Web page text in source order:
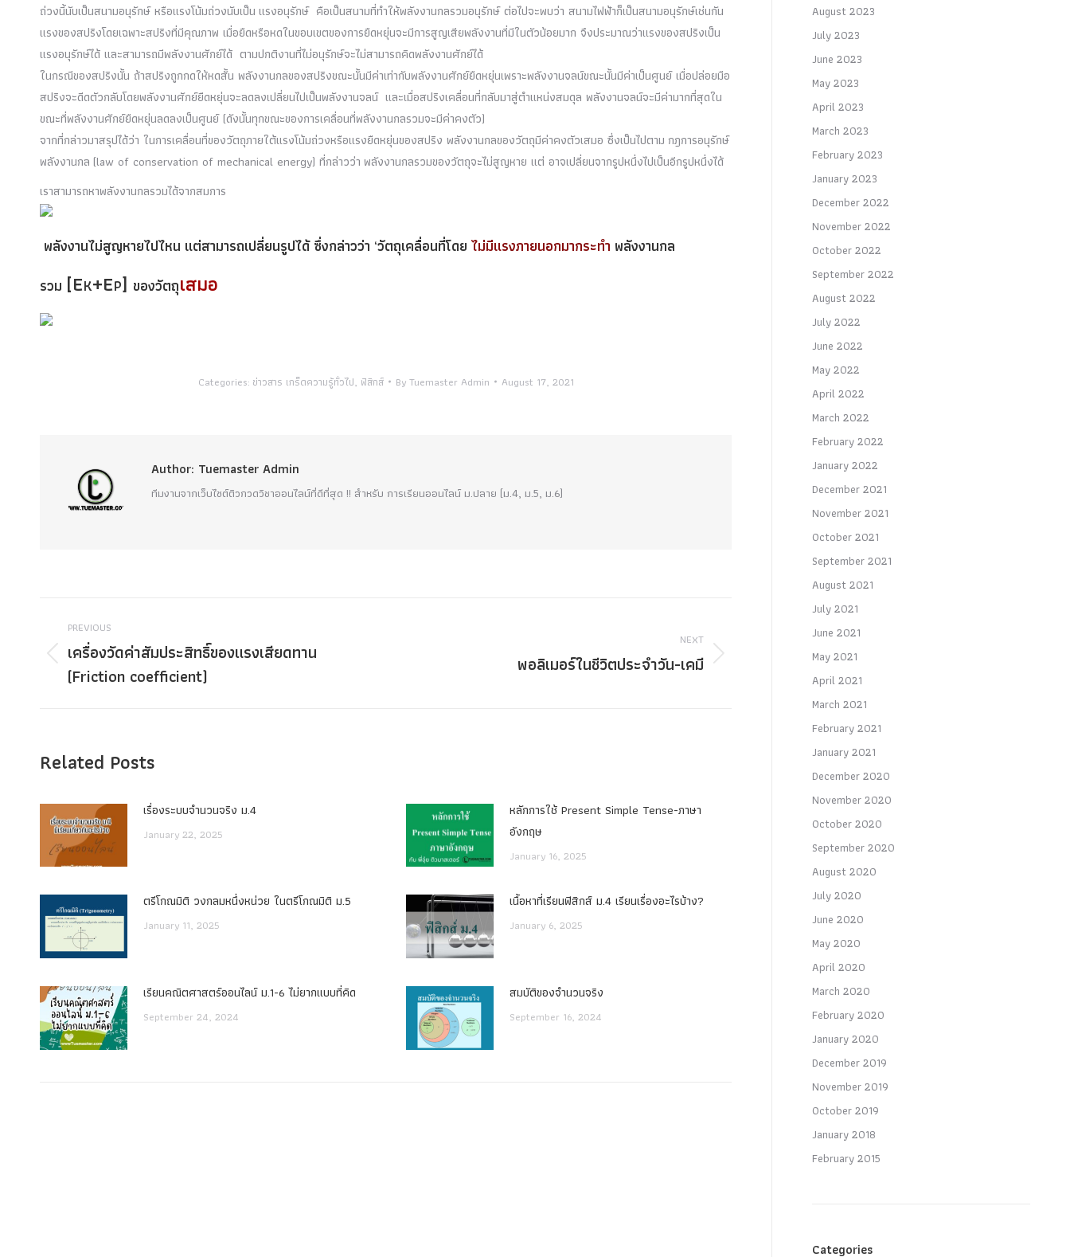
ถ่วงนี้นับเป็นสนามอนุรักษ์ หรือแรงโน้มถ่วงนับเป็น แรงอนุรักษ์ คือเป็นสนามที่ทำให้พลังงานกลรวมอนุรักษ์ ต่อไปจะพบว่า สนามไฟฟ้าก็เป็นสนามอนุรักษ์เช่นกัน
แรงของสปริงโดยเฉพาะสปริงที่มีคุณภาพ เมื่อยืดหรือหดในขอบเขตของการยืดหยุ่นจะมีการสูญเสียพลังงานที่มีในตัวน้อยมาก จึงประมาณว่าแรงของสปริงเป็น
แรงอนุรักษ์ได้ และสามารถมีพลังงานศักย์ได้ ตามปกติงานที่ไม่อนุรักษ์จะไม่สามารถคิดพลังงานศักย์ได้
ในกรณีของสปริงนั้น ถ้าสปริงถูกกดให้หดสั้น พลังงานกลของสปริงขณะนั้นมีค่าเท่ากับพลังงานศักย์ยืดหยุ่นเพราะพลังงานจลน์ขณะนั้นมีค่าเป็นศูนย์ เมื่อปล่อยมือ
สปริงจะดีดตัวกลับโดยพลังงานศักย์ยืดหยุ่นจะลดลงเปลี่ยนไปเป็นพลังงานจลน์ และเมื่อสปริงเคลื่อนที่กลับมาสู่ตำแหน่งสมดุล พลังงานจลน์จะมีค่ามากที่สุดใน
ขณะที่พลังงานศักย์ยืดหยุ่นลดลงเป็นศูนย์ (ดังนั้นทุกขณะของการเคลื่อนที่พลังงานกลรวมจะมีค่าคงตัว)
จากที่กล่าวมาสรุปได้ว่า ในการเคลื่อนที่ของวัตถุภายใต้แรงโน้มถ่วงหรือแรงยืดหยุ่นของสปริง พลังงานกลของวัตถุมีค่าคงตัวเสมอ ซึ่งเป็นไปตาม กฎการอนุรักษ์
พลังงานกล (law of conservation of mechanical energy) ที่กล่าวว่า พลังงานกลรวมของวัตถุจะไม่สูญหาย แต่ อาจเปลี่ยนจากรูปหนึ่งไปเป็นอีกรูปหนึ่งได้
เราสามารถหาพลังงานกลรวมได้จากสมการ
พลังงานไม่สูญหายไปไหน แต่สามารถเปลี่ยนรูปได้ ซึ่งกล่าวว่า ‘วัตถุเคลื่อนที่โดยไม่มีแรงภายนอกมากระทำ พลังงานกล
รวม [EK+EP] ของวัตถุเสมอ
Categories: ข่าวสาร เกร็ดความรู้ทั่วไป, ฟิสิกส์ ByTuemaster Admin August 17, 2021
Author: Tuemaster Admin
ทีมงานจากเว็บไซต์ติวกวดวิชาออนไลน์ที่ดีที่สุด !! สำหรับ การเรียนออนไลน์ ม.ปลาย (ม.4, ม.5, ม.6)
Post
navigation
PREVIOUS
Previous
post:
เครื่องวัดค่าสัมประสิทธิ์ของแรงเสียดทาน
(Friction coefficient)
NEXT
พอลิเมอร์ในชีวิตประจำวัน-เคมี
Related Posts
เรื่องระบบจํานวนจริง ม.4
January 22, 2025
หลักการใช้ Present Simple Tense-ภาษา
อังกฤษ
January 16, 2025
ตรีโกณมิติ วงกลมหนึ่งหน่วย ในตรีโกณมิติ ม.5
January 11, 2025
เนื้อหาที่เรียนฟิสิกส์ ม.4 เรียนเรื่องอะไรบ้าง?
January 6, 2025
เรียนคณิตศาสตร์ออนไลน์ ม.1-6 ไม่ยากแบบที่คิด
September 24, 2024
สมบัติของจำนวนจริง
September 16, 2024
August 2023
July 2023
June 2023
May 2023
April 2023
March 2023
February 2023
January 2023
December 2022
November 2022
October 2022
September 2022
August 2022
July 2022
June 2022
May 2022
April 2022
March 2022
February 2022
January 2022
December 2021
November 2021
October 2021
September 2021
August 2021
July 2021
June 2021
May 2021
April 2021
March 2021
February 2021
January 2021
December 2020
November 2020
October 2020
September 2020
August 2020
July 2020
June 2020
May 2020
April 2020
March 2020
February 2020
January 2020
December 2019
November 2019
October 2019
January 2018
February 2015
Categories